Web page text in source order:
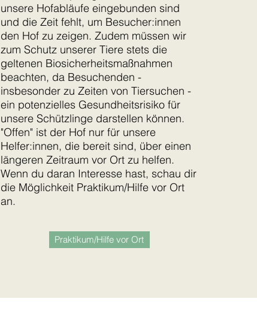
unsere Hofabläufe eingebunden sind
und die Zeit fehlt, um Besucher:innen
den Hof zu zeigen. Zudem müssen wir
zum Schutz unserer Tiere stets die
geltenen Biosicherheitsmaßnahmen
beachten, da Besuchenden -
insbesonder zu Zeiten von Tiersuchen -
ein potenzielles Gesundheitsrisiko für
unsere Schützlinge darstellen können.
"Offen" ist der Hof nur für unsere
Helfer:innen, die bereit sind, über einen
längeren Zeitraum vor Ort zu helfen.
Wenn du daran Interesse hast, schau dir
die Möglichkeit Praktikum/Hilfe vor Ort
an.
Praktikum/Hilfe vor Ort